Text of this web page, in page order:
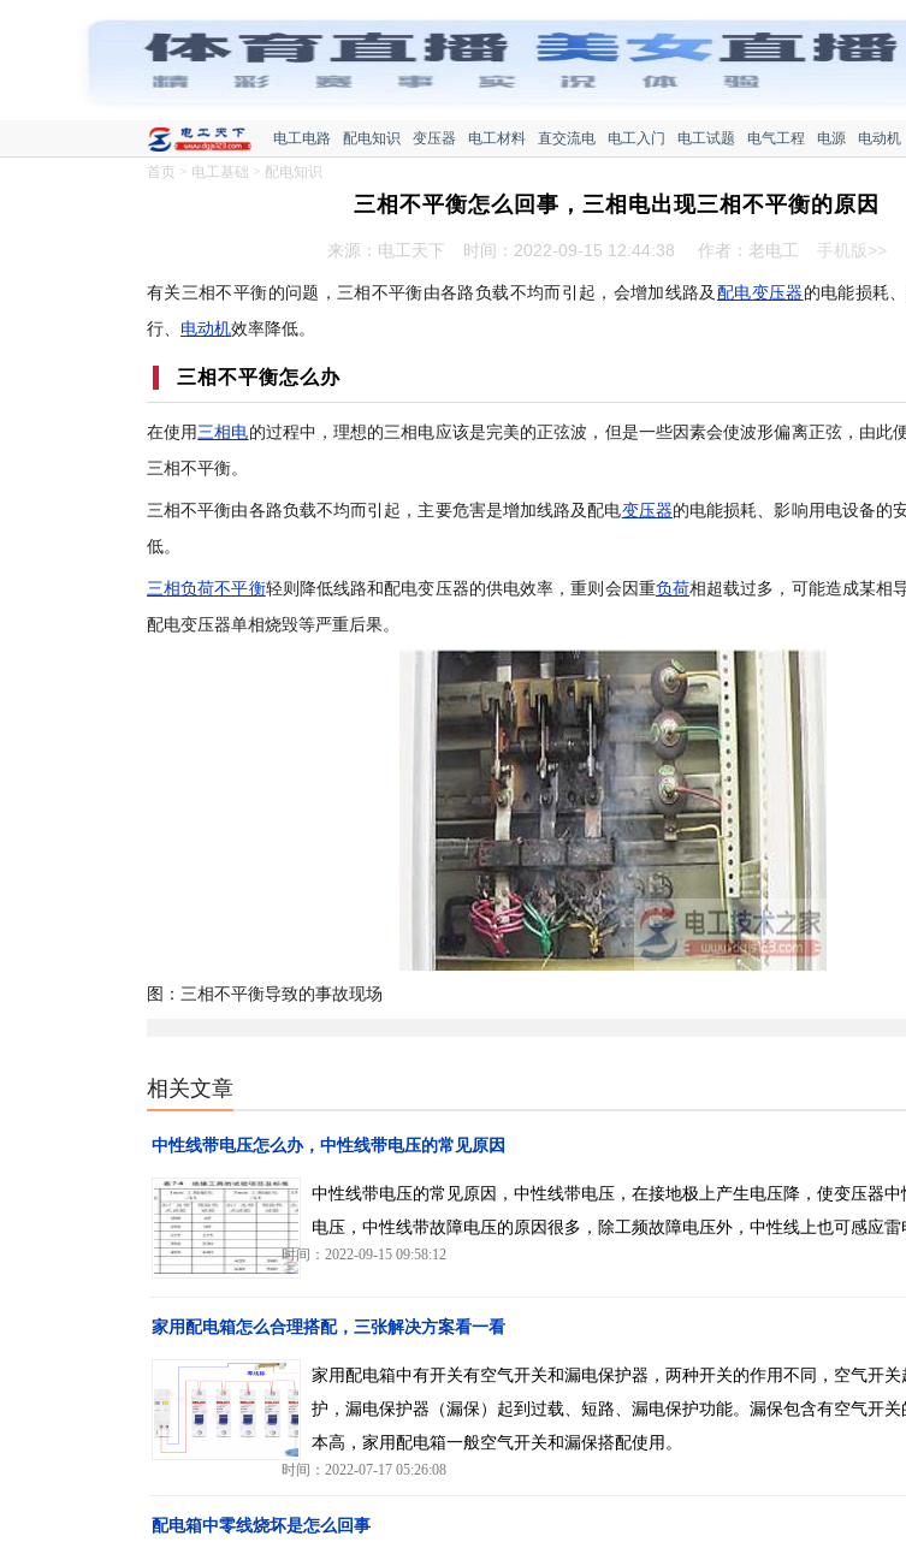
电工电路 配电知识 变压器 电工材料 直交流电 电工入门 电工试题 电气工程 电源 电动机
首页 > 电工基础 > 配电知识
三相不平衡怎么回事，三相电出现三相不平衡的原因
来源：电工天下 时间：2022-09-15 12:44:38 作者：老电工 手机版>>
有关三相不平衡的问题，三相不平衡由各路负载不均而引起，会增加线路及 配电变压器 的电能损耗
行、 电动机效率降低。
三相不平衡怎么办
在使用三相电的过程中，理想的三相电应该是完美的正弦波，但是一些因素会使波形偏离正弦，由此
三相不平衡。
三相不平衡由各路负载不均而引起，主要危害是增加线路及配电变压器的电能损耗、影响用电设备的
低。
三相负荷不平衡轻则降低线路和配电变压器的供电效率，重则会因重负荷相超载过多，可能造成某相
配电变压器单相烧毁等严重后果。
图：三相不平衡导致的事故现场
相关文章
中性线带电压怎么办，中性线带电压的常见原因
中性线带电压的常见原因，中性线带电压，在接地极上产生电压降，使变压器
电压，中性线带故障电压的原因很多，除工频故障电压外，中性线上也可感应雷
时间：2022-09-15 09:58:12
家用配电箱怎么合理搭配，三张解决方案看一看
家用配电箱中有开关有空气开关和漏电保护器，两种开关的作用不同，空气开
护，漏电保护器（漏保）起到过载、短路、漏电保护功能。漏保包含有空气开
本高，家用配电箱一般空气开关和漏保搭配使用。
时间：2022-07-17 05:26:08
配电箱中零线烧坏是怎么回事